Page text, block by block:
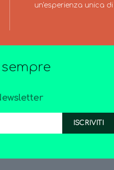
un'esperienza unica